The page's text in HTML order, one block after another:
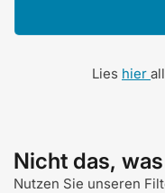
Lies hier
Nicht das,
Nutzen Sie unseren